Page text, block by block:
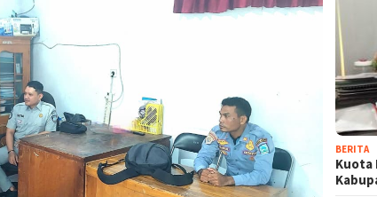
BERITA
Kuota